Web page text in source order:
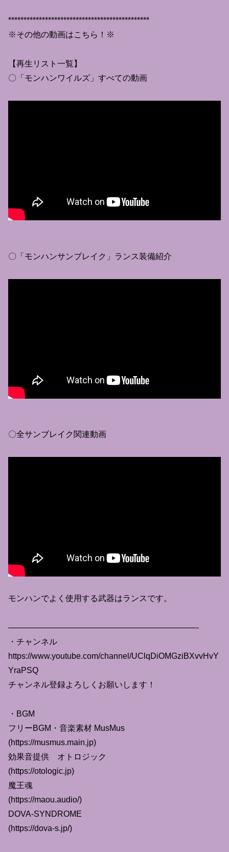
**********************************************
※その他の動画はこちら！※
【再生リスト一覧】
〇「モンハンワイルズ」すべての動画
〇「モンハンサンブレイク」ランス装備紹介
〇全サンブレイク関連動画
モンハンでよく使用する武器はランスです。
———————————————————————-
・チャンネル
https://www.youtube.com/channel/UClqDiOMGziBXvvHvY
YraPSQ
チャンネル登録よろしくお願いします！
・BGM
フリーBGM・音楽素材 MusMus
(https://musmus.main.jp)
効果音提供 オトロジック
(https://otologic.jp)
魔王魂
(https://maou.audio/)
DOVA-SYNDROME
(https://dova-s.jp/)